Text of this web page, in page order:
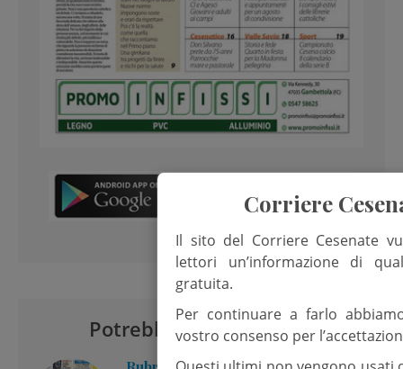
Potrebbero interessarti
Corriere
Il sito del Corriere Cesenate
lettori un’informazione di
gratuita.
Per continuare a farlo
vostro consenso per